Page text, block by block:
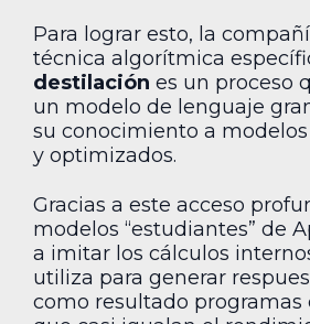
Para lograr esto, la
técnica algorítmica
destilación es un proceso
un modelo de lenguaje
su conocimiento a
y optimizados.
Gracias a este acceso
modelos “estudiantes” de
a imitar los cálculos
utiliza para generar
como resultado programas